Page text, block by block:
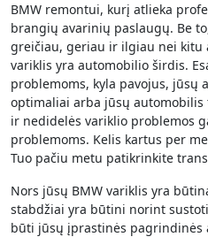
BMW remontui, kurį atlieka
brangių avarinių paslaugų. Be
greičiau, geriau ir ilgiau nei kitu
variklis yra automobilio širdis.
problemoms, kyla pavojus, jūsų
optimaliai arba jūsų automobilis
ir nedidelės variklio problemos
problemoms. Kelis kartus per
Tuo pačiu metu patikrinkite
Nors jūsų BMW variklis yra
stabdžiai yra būtini norint
būti jūsų įprastinės pagrindinės